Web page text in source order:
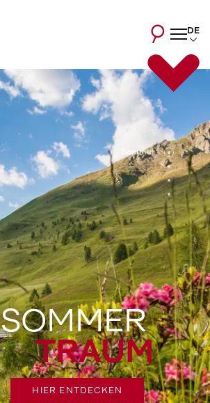
DE
SOMMER
TRAUM
HIER ENTDECKEN
Sommer